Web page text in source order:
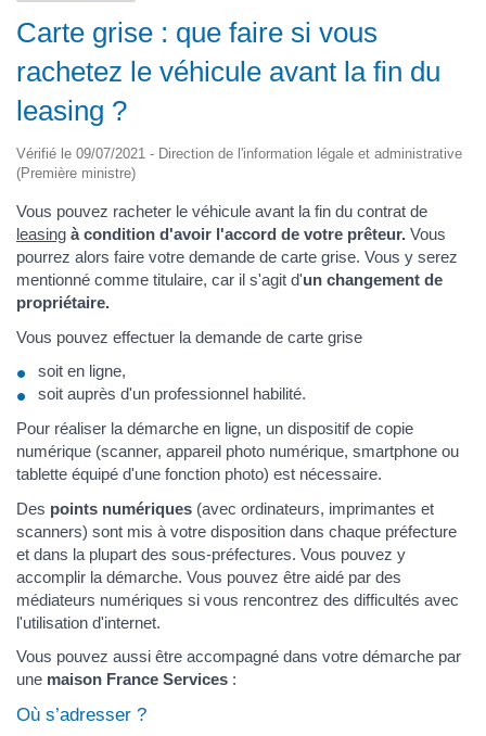
Carte grise : que faire si vous
rachetez le véhicule avant la fin du
leasing ?
Vérifié le 09/07/2021 - Direction de l'information légale et administrative
(Première ministre)
Vous pouvez racheter le véhicule avant la fin du contrat de
leasing à condition d'avoir l'accord de votre prêteur. Vous
pourrez alors faire votre demande de carte grise. Vous y serez
mentionné comme titulaire, car il s'agit d'un changement de
propriétaire.
Vous pouvez effectuer la demande de carte grise
soit en ligne,
soit auprès d'un professionnel habilité.
Pour réaliser la démarche en ligne, un dispositif de copie
numérique (scanner, appareil photo numérique, smartphone ou
tablette équipé d'une fonction photo) est nécessaire.
Des points numériques (avec ordinateurs, imprimantes et
scanners) sont mis à votre disposition dans chaque préfecture
et dans la plupart des sous-préfectures. Vous pouvez y
accomplir la démarche. Vous pouvez être aidé par des
médiateurs numériques si vous rencontrez des difficultés avec
l'utilisation d'internet.
Vous pouvez aussi être accompagné dans votre démarche par
une maison France Services :
Où s’adresser ?